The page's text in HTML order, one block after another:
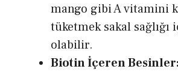
mango gibi A vitamini
tüketmek sakal sağlığı
olabilir.
Biotin İçeren Besinler: